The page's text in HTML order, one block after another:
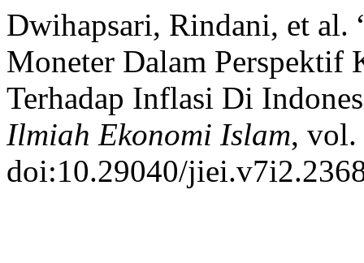
Dwihapsari, Rindani, et
Moneter Dalam Perspektif
Terhadap Inflasi Di
Ilmiah Ekonomi Islam, vol.
doi:10.29040/